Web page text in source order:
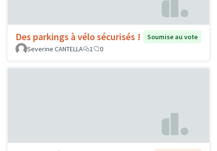
Des parkings à vélo sécurisés !
Soumise au vote
Severine CANTELLA
1 0